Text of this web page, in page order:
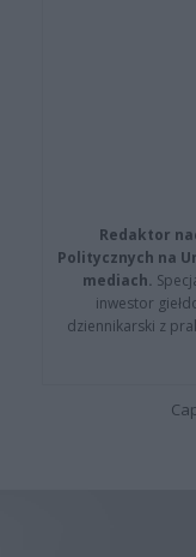
Redaktor
Politycznych na
mediach.
inwestor
dziennikarski z